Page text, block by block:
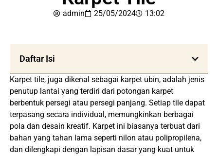
admin 25/05/2024 13:02
Daftar Isi
Karpet tile, juga dikenal sebagai karpet ubin, adalah jenis
penutup lantai yang terdiri dari potongan karpet
berbentuk persegi atau persegi panjang. Setiap tile dapat
terpasang secara individual, memungkinkan berbagai
pola dan desain kreatif. Karpet ini biasanya terbuat dari
bahan yang tahan lama seperti nilon atau polipropilena,
dan dilengkapi dengan lapisan dasar yang kuat untuk